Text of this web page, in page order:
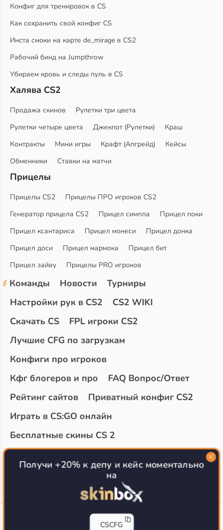
Конфиг для тренировок в CS
Как сохранить свой конфиг CS
Инста смоки на карте de_mirage в CS2
Рабочий бинд на Jumpthrow
Убираем кровь и следы пуль в CS
Халява CS2
Продажа скинов
Рулетки три цвета
Рулетки четыре цвета
Джекпот (Рулетки)
Краш
Контракты
Мини игры Крафт (Апгрейд)
Кейсы
Обменники
Ставки на матчи
Прицелы
Прицелы CS2
Прицелы ПРО игроков CS2
Генератор прицела CS2
Прицел симпла
Прицел поки
Прицел ксантариса
Прицел монеси
Прицел донка
Прицел доси
Прицел мармока
Прицел бит
Прицел зайву
Прицелы PRO игроков
Команды Новости
Турниры
Настройки рук в CS2
CS2 WIKI
Скачать CS
FPL игроки CS2
Лучшие CFG по загрузкам
Конфиги про игроков
Кфг блогеров и про
FAQ Вопрос/Ответ
Рейтинг сайтов
Приватный конфиг CS2
Играть в CS:GO онлайн
Бесплатные скины CS 2
Получи +20% к депу и кейс моментально
на
CSCFG